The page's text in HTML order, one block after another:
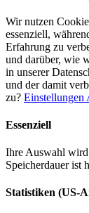
Wir nutzen
essenziell,
Erfahrung zu
und darüber, wie
in unserer
und der damit
zu? Einstellungen
Essenziell
Ihre Auswahl
Speicherdauer ist
Statistiken (US-